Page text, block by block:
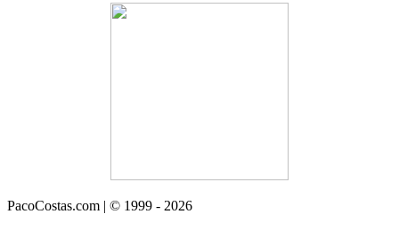
PacoCostas.com | © 1999 - 2026